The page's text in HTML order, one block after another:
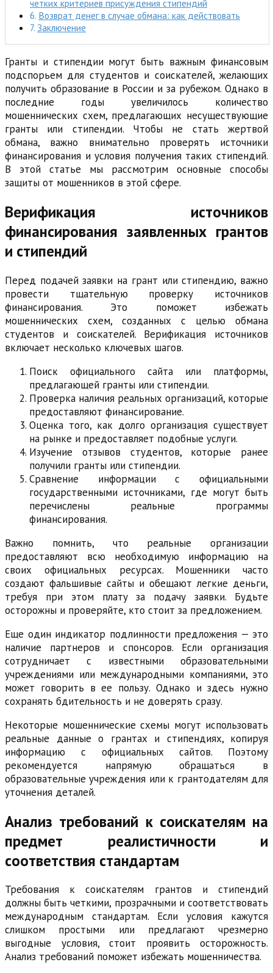
четких критериев присуждения стипендий
Возврат денег в случае обмана: как действовать
Заключение
Гранты и стипендии могут быть важным финансовым
подспорьем для студентов и соискателей, желающих
получить образование в России и за рубежом. Однако в
последние годы увеличилось количество
мошеннических схем, предлагающих несуществующие
гранты или стипендии. Чтобы не стать жертвой
обмана, важно внимательно проверять источники
финансирования и условия получения таких стипендий.
В этой статье мы рассмотрим основные способы
защиты от мошенников в этой сфере.
Верификация источников
финансирования заявленных грантов
и стипендий
Перед подачей заявки на грант или стипендию, важно
провести тщательную проверку источников
финансирования. Это поможет избежать
мошеннических схем, созданных с целью обмана
студентов и соискателей. Верификация источников
включает несколько ключевых шагов.
Поиск официального сайта или платформы,
предлагающей гранты или стипендии.
Проверка наличия реальных организаций, которые
предоставляют финансирование.
Оценка того, как долго организация существует
на рынке и предоставляет подобные услуги.
Изучение отзывов студентов, которые ранее
получили гранты или стипендии.
Сравнение информации с официальными
государственными источниками, где могут быть
перечислены реальные программы
финансирования.
Важно помнить, что реальные организации
предоставляют всю необходимую информацию на
своих официальных ресурсах. Мошенники часто
создают фальшивые сайты и обещают легкие деньги,
требуя при этом плату за подачу заявки. Будьте
осторожны и проверяйте, кто стоит за предложением.
Еще один индикатор подлинности предложения — это
наличие партнеров и спонсоров. Если организация
сотрудничает с известными образовательными
учреждениями или международными компаниями, это
может говорить в ее пользу. Однако и здесь нужно
сохранять бдительность и не доверять сразу.
Некоторые мошеннические схемы могут использовать
реальные данные о грантах и стипендиях, копируя
информацию с официальных сайтов. Поэтому
рекомендуется напрямую обращаться в
образовательные учреждения или к грантодателям для
уточнения деталей.
Анализ требований к соискателям на
предмет реалистичности и
соответствия стандартам
Требования к соискателям грантов и стипендий
должны быть четкими, прозрачными и соответствовать
международным стандартам. Если условия кажутся
слишком простыми или предлагают чрезмерно
выгодные условия, стоит проявить осторожность.
Анализ требований поможет избежать мошенничества.